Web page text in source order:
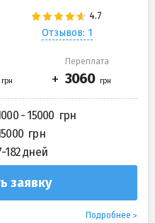
Отзывов: 1
Переплата
- 15000
182 дней
заявку
Подробнее